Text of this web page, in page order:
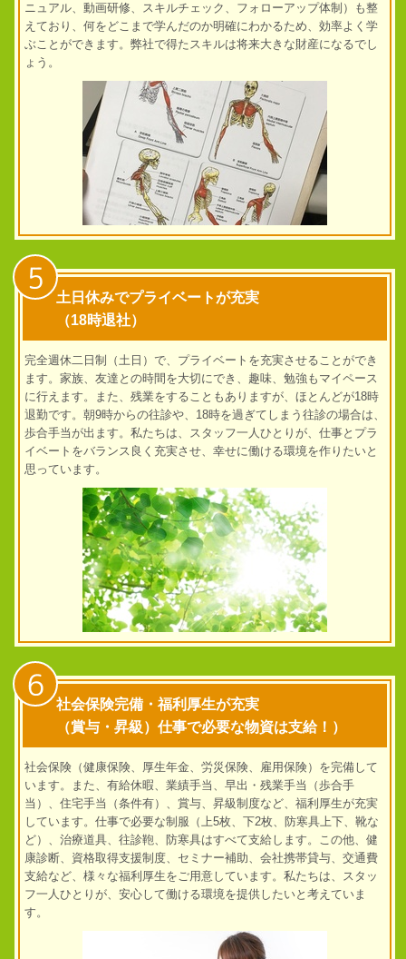
ニュアル、動画研修、スキルチェック、フォローアップ体制）も整
えており、何をどこまで学んだのか明確にわかるため、効率よく学
ぶことができます。弊社で得たスキルは将来大きな財産になるでし
ょう。
5
土日休みでプライベートが充実
（18時退社）
完全週休二日制（土日）で、プライベートを充実させることができ
ます。家族、友達との時間を大切にでき、趣味、勉強もマイペース
に行えます。また、残業をすることもありますが、ほとんどが18時
退勤です。朝9時からの往診や、18時を過ぎてしまう往診の場合は、
歩合手当が出ます。 私たちは、スタッフ一人ひとりが、仕事とプラ
イベートをバランス良く充実させ、幸せに働ける環境を作りたいと
思っています。
6
社会保険完備・福利厚生が充実
（賞与・昇級）仕事で必要な物資は支給！）
社会保険（健康保険、厚生年金、労災保険、雇用保険）を完備して
います。また、有給休暇、業績手当、早出・残業手当（歩合手
当）、住宅手当（条件有）、賞与、昇級制度など、福利厚生が充実
しています。仕事で必要な制服（上5枚、下2枚、防寒具上下、靴な
ど）、治療道具、往診鞄、防寒具はすべて支給します。この他、健
康診断、資格取得支援制度、セミナー補助、会社携帯貸与、交通費
支給など、様々な福利厚生をご用意しています。私たちは、スタッ
フ一人ひとりが、安心して働ける環境を提供したいと考えていま
す。